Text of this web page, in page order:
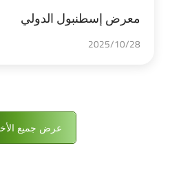
معرض إسطنبول الدولي
2025/10/28
عرض جميع